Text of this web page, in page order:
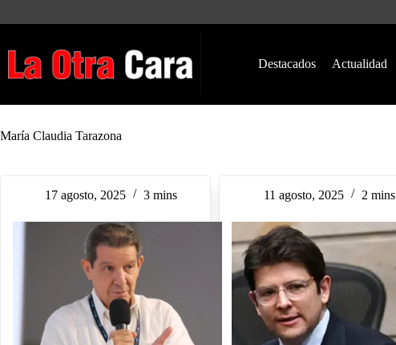
Destacados Actualidad
María Claudia Tarazona
17 agosto, 2025 3 mins 11 agosto, 2025 2 mins